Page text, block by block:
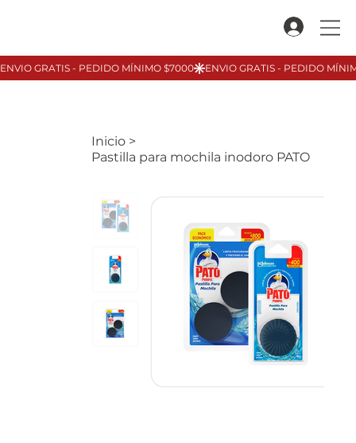
Inicio >
Pastilla para mochila inodoro PATO